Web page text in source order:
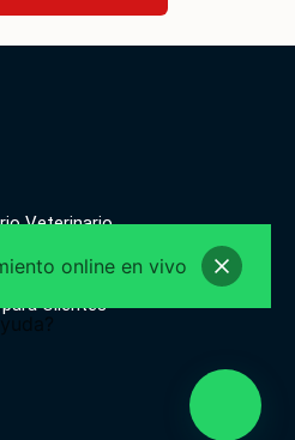
Veterinario
y de Pago
Clientes
online en vivo